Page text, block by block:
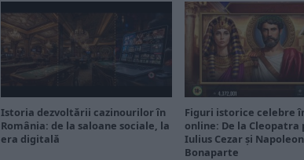
Istoria dezvoltării cazinourilor în
România: de la saloane sociale, la
era digitală
Figuri istorice celebre
online: De la Cleopatra
Iulius Cezar și Napoleon
Bonaparte